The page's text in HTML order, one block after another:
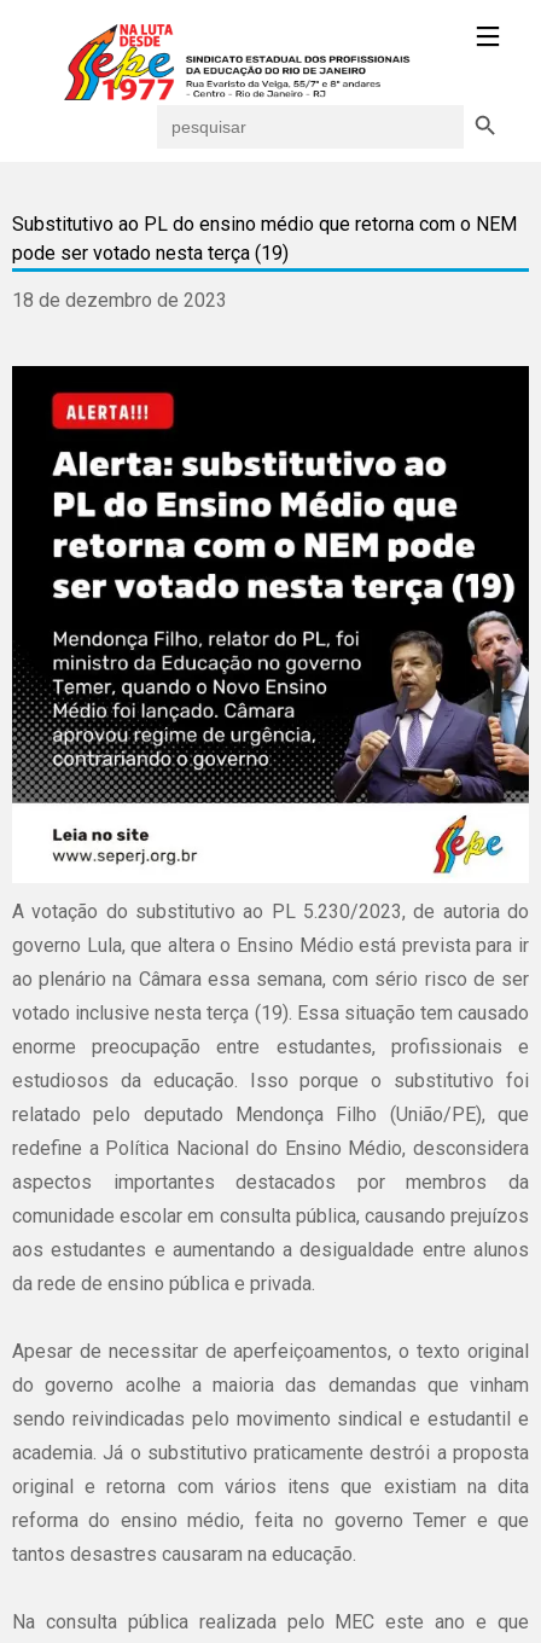
for:
Substitutivo ao PL do ensino médio que retorna com o NEM
pode ser votado nesta terça (19)
18 de dezembro de 2023
A votação do substitutivo ao PL 5.230/2023, de autoria do
governo Lula, que altera o Ensino Médio está prevista para ir
ao plenário na Câmara essa semana, com sério risco de ser
votado inclusive nesta terça (19). Essa situação tem causado
enorme preocupação entre estudantes, profissionais e
estudiosos da educação. Isso porque o substitutivo foi
relatado pelo deputado Mendonça Filho (União/PE), que
redefine a Política Nacional do Ensino Médio, desconsidera
aspectos importantes destacados por membros da
comunidade escolar em consulta pública, causando prejuízos
aos estudantes e aumentando a desigualdade entre alunos
da rede de ensino pública e privada.
Apesar de necessitar de aperfeiçoamentos, o texto original
do governo acolhe a maioria das demandas que vinham
sendo reivindicadas pelo movimento sindical e estudantil e
academia. Já o substitutivo praticamente destrói a proposta
original e retorna com vários itens que existiam na dita
reforma do ensino médio, feita no governo Temer e que
tantos desastres causaram na educação.
Na consulta pública realizada pelo MEC este ano e que